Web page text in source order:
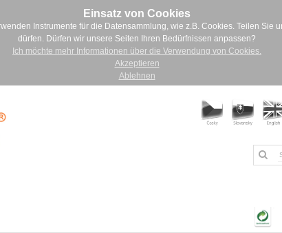
Einsatz von Cookies
Instrumente für die Datensammlung, wie z.B. Cookies. Teilen Sie
dürfen. Dürfen wir unsere Seiten Ihren Bedürfnissen anpassen?
Ich möchte mehr Informationen über die Verwendung von Cookies.
Akzeptieren
Ablehnen